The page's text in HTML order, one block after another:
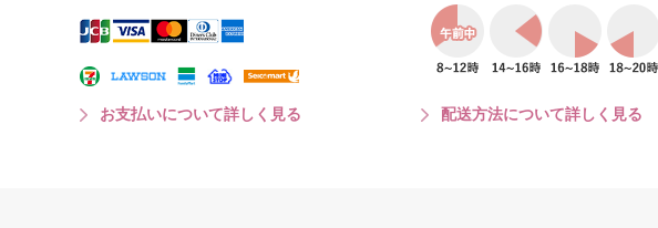
お支払いについて詳しく見る 配送方法について詳しく見る